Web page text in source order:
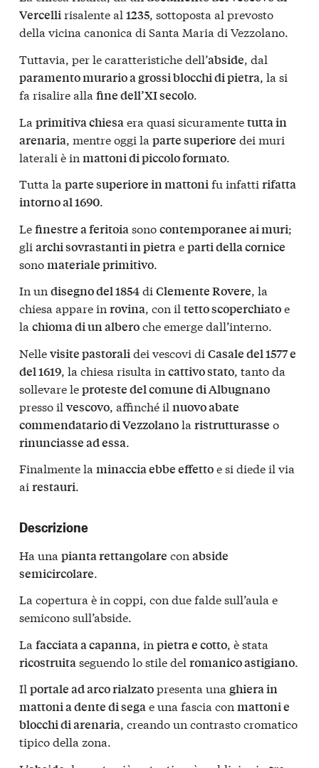
Vercellirisalente al 1235, sottoposta al prevosto
della vicina canonica di Santa Maria di Vezzolano.
Tuttavia, per le caratteristiche dell’abside, dal
paramento murario a grossi blocchi di pietra, la si
fa risalire alla fine dell’XI secolo.
La primitiva chiesa era quasi sicuramentetutta in
arenaria , mentre oggi la parte superiore dei muri
laterali è in mattoni di piccolo formato
Tutta la parte superiore in mattonifu infatti rifatta
intorno al 1690.
Lefinestre a feritoiasonocontemporanee ai muri;
gli archi sovrastanti in pietraeparti della cornice
sonomateriale primitivo.
In un disegno del 1854di Clemente Rovere, la
chiesa appare in rovina, con il tetto scoperchiatoe
la chioma di un alberoche emerge dall’interno.
Nellevisite pastoralidei vescovi di Casale del 1577 e
del 1619, la chiesa risulta in cattivo stato, tanto da
sollevare leproteste del comune di Albugnano
presso il vescovo, affinché il nuovo abate
commendatario di Vezzolanola ristrutturasse o
rinunciasse ad essa.
Finalmente la minaccia ebbe effettoe si diede il via
ai restauri.
Descrizione
Ha una pianta rettangolare con abside
semicircolare.
La copertura è in coppi, con due falde sull’aula e
semicono sull’abside.
La facciata a capanna, in pietra e cotto, è stata
ricostruitaseguendo lo stile del romanico astigiano.
Il portale ad arco rialzatopresenta una ghiera in
mattoni a dente di segae una fascia con mattoni e
blocchi di arenaria, creando un contrasto cromatico
tipico della zona.